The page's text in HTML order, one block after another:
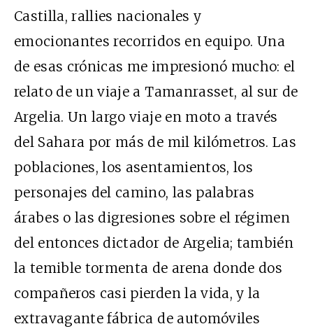
Castilla, rallies nacionales y
emocionantes recorridos en equipo. Una
de esas crónicas me impresionó mucho: el
relato de un viaje a Tamanrasset, al sur de
Argelia. Un largo viaje en moto a través
del Sahara por más de mil kilómetros. Las
poblaciones, los asentamientos, los
personajes del camino, las palabras
árabes o las digresiones sobre el régimen
del entonces dictador de Argelia; también
la temible tormenta de arena donde dos
compañeros casi pierden la vida, y la
extravagante fábrica de automóviles